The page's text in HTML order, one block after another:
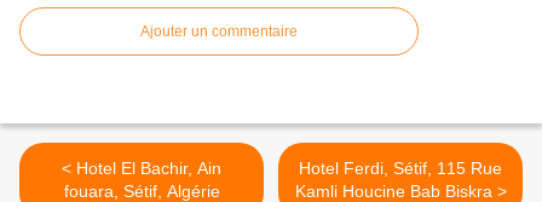
Ajouter un commentaire
< Hotel El Bachir, Ain
fouara, Sétif, Algérie
Hotel Ferdi, Sétif, 115 Rue
Kamli Houcine Bab Biskra >